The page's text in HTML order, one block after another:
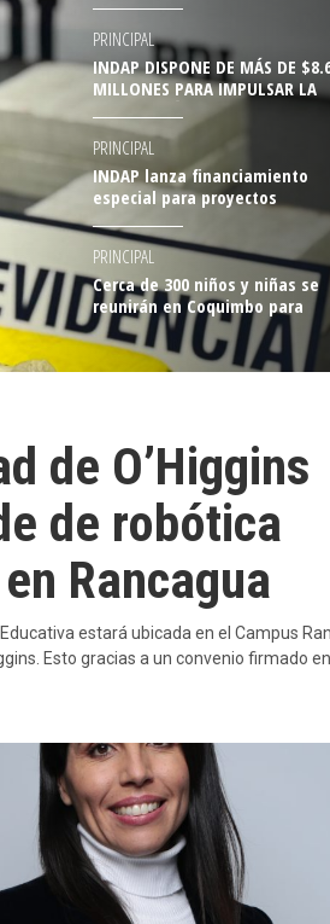
PRINCIPAL
INDAP DISPONE DE MÁS DE
MILLONES PARA IMPULSAR LA
PRODUCCIÓN DE CULTIVOS
TRADICIONALES SUSTENTABLES
VALPARAÍSO A LA ARAUCANÍA
PRINCIPAL
INDAP lanza financiamiento
especial para proyectos
sustentables de jóvenes
PRINCIPAL
Cerca de 300 niños y niñas se
reunirán en Coquimbo para
musicalizar primera versión
"Festival Bandas de Concierto"
de O’Higgins
de robótica
Rancagua
estará ubicada en el Campus
Esto gracias a un convenio firmado